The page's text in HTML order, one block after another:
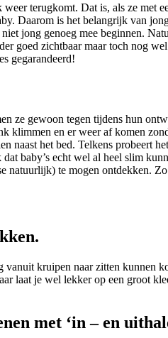
terugkomt. Dat is, als ze met
Daarom is het belangrijk van
jong genoeg mee beginnen.
goed zichtbaar maar toch nog
gegarandeerd!
ze gewoon tegen tijdens hun
en er weer af komen
het bed. Telkens probeert
baby’s echt wel al heel slim
te mogen ontdekken.
kruipen naar zitten kunnen
laat je wel lekker op een groot
met ‘in – en